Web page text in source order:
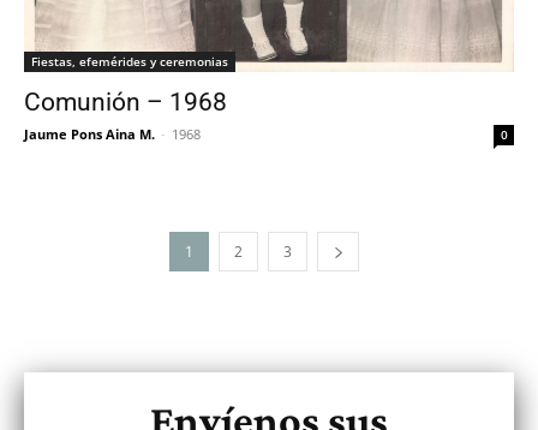
Fiestas, efemérides y ceremonias
Comunión – 1968
Jaume Pons Aina M. - 1968 0
1 2 3
Envíenos sus